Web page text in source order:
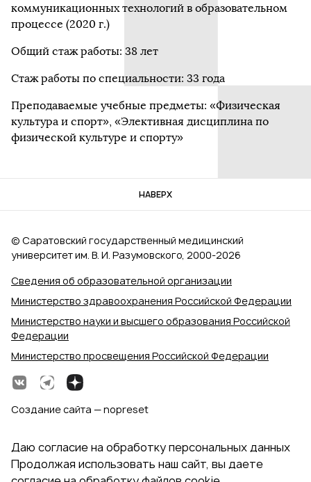
коммуникационных технологий в образовательном
процессе (2020 г.)
Общий стаж работы: 38 лет
Стаж работы по специальности: 33 года
Преподаваемые учебные предметы: «Физическая
культура и спорт», «Элективная дисциплина по
физической культуре и спорту»
НАВЕРХ
Сведения об образовательной организации
Министерство здравоохранения Российской Федерации
Министерство науки и высшего образования Российской
Федерации
Министерство просвещения Российской Федерации
© Саратовский государственный медицинский
университет им. В. И. Разумовского, 2000‑2026
Создание сайта — nopreset
Даю согласие на обработку персональных данных
Продолжая использовать наш сайт, вы даете